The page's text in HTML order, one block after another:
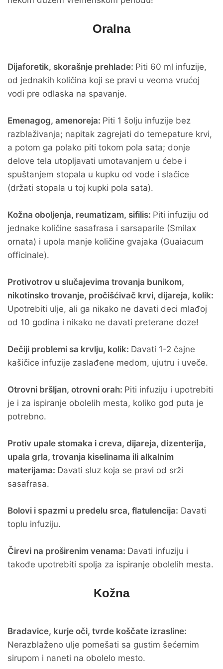
Oralna
Dijaforetik, skorašnje prehlade: Piti 60 ml infuzije,
od jednakih količina koji se pravi u veoma vrućoj
vodi pre odlaska na spavanje.
Emenagog, amenoreja: Piti 1 šolju infuzije bez
razblaživanja; napitak zagrejati do temepature krvi,
a potom ga polako piti tokom pola sata; donje
delove tela utopljavati umotavanjem u ćebe i
spuštanjem stopala u kupku od vode i slačice
(držati stopala u toj kupki pola sata).
Kožna oboljenja, reumatizam, sifilis: Piti infuziju od
jednake količine sasafrasa i sarsaparile (Smilax
ornata) i upola manje količine gvajaka (Guaiacum
officinale).
Protivotrov u slučajevima trovanja bunikom,
nikotinsko trovanje, pročišćivač krvi, dijareja, kolik:
Upotrebiti ulje, ali ga nikako ne davati deci mlađoj
od 10 godina i nikako ne davati preterane doze!
Dečiji problemi sa krvlju, kolik: Davati 1-2 čajne
kašičice infuzije zaslađene medom, ujutru i uveče.
Otrovni bršljan, otrovni orah: Piti infuziju i upotrebiti
je i za ispiranje obolelih mesta, koliko god puta je
potrebno.
Protiv upale stomaka i creva, dijareja, dizenterija,
upala grla, trovanja kiselinama ili alkalnim
materijama: Davati sluz koja se pravi od srži
sasafrasa.
Bolovi i spazmi u predelu srca, flatulencija: Davati
toplu infuziju.
Čirevi na proširenim venama: Davati infuziju i
takođe upotrebiti spolja za ispiranje obolelih mesta.
Kožna
Bradavice, kurje oči, tvrde koščate izrasline:
Nerazblaženo ulje pomešati sa gustim šećernim
sirupom i naneti na obolelo mesto.